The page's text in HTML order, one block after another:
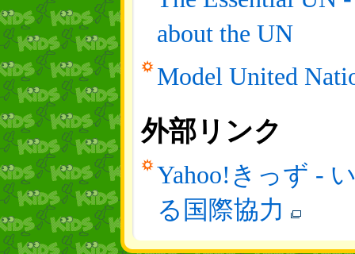
about the UN
Model United
外部リンク
Yahoo!きっず -
る国際協力